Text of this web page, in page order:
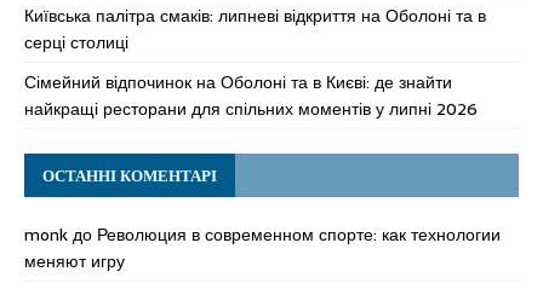
Київська палітра смаків: липневі відкриття на Оболоні та в
серці столиці
Сімейний відпочинок на Оболоні та в Києві: де знайти
найкращі ресторани для спільних моментів у липні 2026
ОСТАННІ КОМЕНТАРІ
monkдо Революция в современном спорте: как технологии
меняют игру